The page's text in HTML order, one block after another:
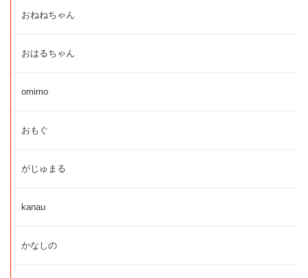
おねねちゃん
おはるちゃん
omimo
おもぐ
がじゅまる
kanau
かなしの